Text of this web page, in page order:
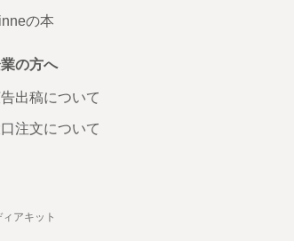
の本
の方へ
出稿について
注文について
ィアキット